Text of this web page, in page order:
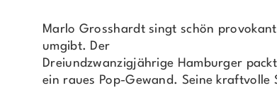
Marlo Grosshardt singt schön
umgibt. Der
Dreiundzwanzigjährige Hamburger
ein raues Pop-Gewand. Seine kraftvolle